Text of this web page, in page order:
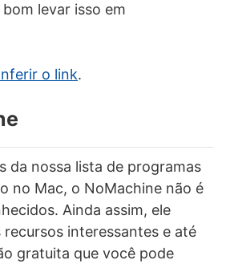
levar isso em
o link.
da nossa lista de programas
no Mac, o NoMachine não é
Ainda assim, ele
interessantes e até
gratuita que você pode